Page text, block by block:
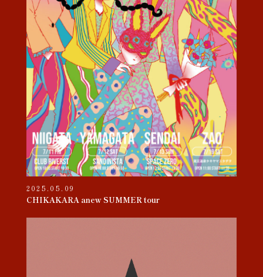
2025.05.09
CHIKAKARA anew SUMMER tour